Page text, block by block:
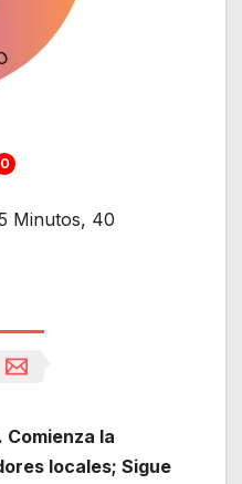
0
Minutos, 40
la
locales; Sigue